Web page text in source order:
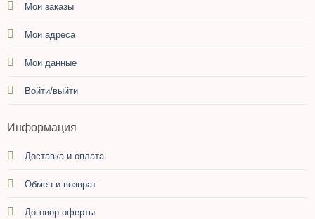
Мои заказы
Мои адреса
Мои данные
Войти/выйти
Информация
Доставка и оплата
Обмен и возврат
Договор оферты